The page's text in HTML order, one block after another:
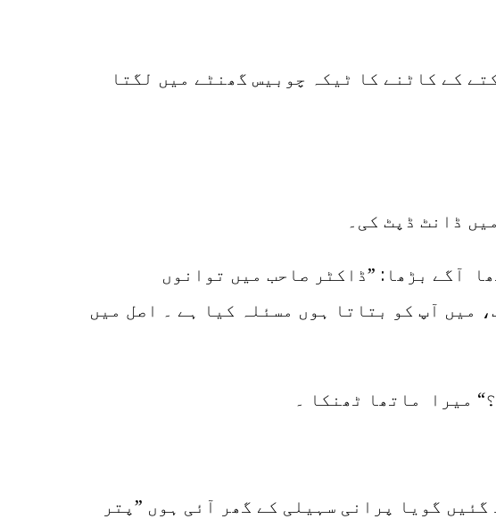
کے کاٹنے کا ٹیکہ چوبیس گھنٹے میں لگتا
ڈانٹ ڈپٹ کی۔
آگے بڑھا: ”ڈاکٹر صاحب میں توانوں
میں آپ کو بتاتا ہوں مسئلہ کیا ہے ۔ اصل میں
میرا ماتھا ٹھنکا ۔
گویا پرانی سہیلی کے گھر آئی ہوں ”پتر